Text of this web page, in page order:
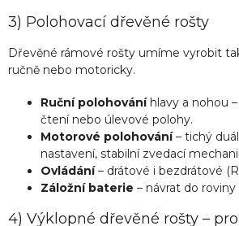
3) Polohovací dřevěné rošty
Dřevěné rámové rošty umíme vyrobit
ručně nebo motoricky.
Ruční polohováníhlavy a nohou
čtení nebo úlevové polohy.
Motorové polohování– tichý
nastavení, stabilní zvedací
Ovládání– drátové i bezdrátové
Záložní baterie – návrat do
4) Výklopné dřevěné rošty –